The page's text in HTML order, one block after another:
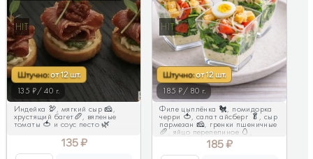
Штучно:от12 шт.
135 ₽/ 40 г.
Индейка 🦃, мягкий сыр 🧀,
хрустящий багет🥖, вяленые
томаты 🍅 и соус песто 🌿
135₽
HIT
Штучно:от12 шт.
185 ₽/ 80 г.
Филе цыплёнка 🐔, помидорка
черри 🍅, салат айсберг 🥬, сыр
пармезан 🧀, гренки пшеничные
🥖, яйцо перепелиное 🥚,
оливки 🫒, соус цезарь
185₽
HIT